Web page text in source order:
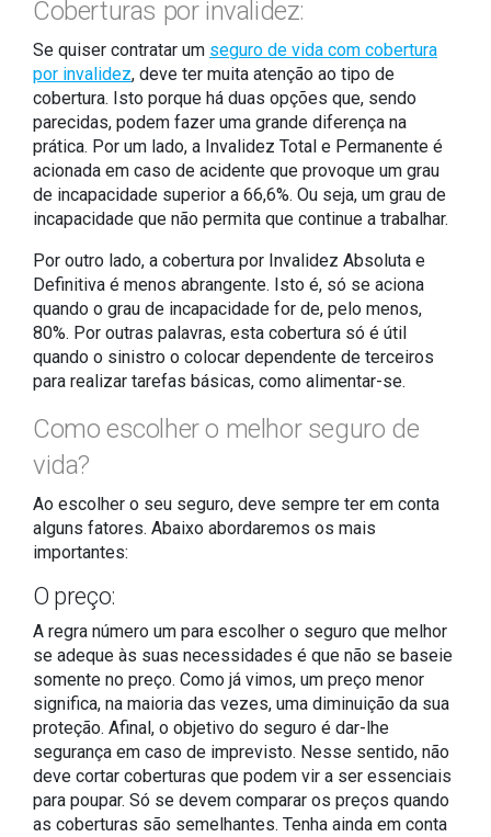
Coberturas por invalidez:
Se quiser contratar um seguro de vida com cobertura
por invalidez, deve ter muita atenção ao tipo de
cobertura. Isto porque há duas opções que, sendo
parecidas, podem fazer uma grande diferença na
prática. Por um lado, a Invalidez Total e Permanente é
acionada em caso de acidente que provoque um grau
de incapacidade superior a 66,6%. Ou seja, um grau de
incapacidade que não permita que continue a trabalhar.
Por outro lado, a cobertura por Invalidez Absoluta e
Definitiva é menos abrangente. Isto é, só se aciona
quando o grau de incapacidade for de, pelo menos,
80%. Por outras palavras, esta cobertura só é útil
quando o sinistro o colocar dependente de terceiros
para realizar tarefas básicas, como alimentar-se.
Como escolher o melhor seguro de
vida?
Ao escolher o seu seguro, deve sempre ter em conta
alguns fatores. Abaixo abordaremos os mais
importantes:
O preço:
A regra número um para escolher o seguro que melhor
se adeque às suas necessidades é que não se baseie
somente no preço. Como já vimos, um preço menor
significa, na maioria das vezes, uma diminuição da sua
proteção. Afinal, o objetivo do seguro é dar-lhe
segurança em caso de imprevisto. Nesse sentido, não
deve cortar coberturas que podem vir a ser essenciais
para poupar. Só se devem comparar os preços quando
as coberturas são semelhantes. Tenha ainda em conta